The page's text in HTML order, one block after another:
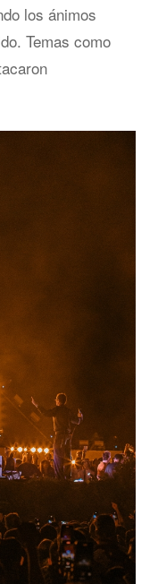
los ánimos
Temas como